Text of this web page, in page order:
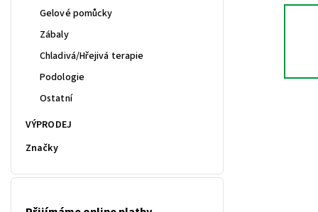
Gelové pomůcky
Zábaly
Chladivá/Hřejivá terapie
Podologie
Ostatní
VÝPRODEJ
Značky